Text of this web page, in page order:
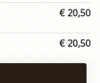
€ 20,50
€ 20,50